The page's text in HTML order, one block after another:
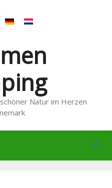
Natur im Herzen